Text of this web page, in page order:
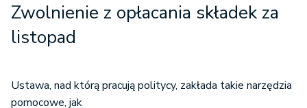
Zwolnienie z opłacania składek za
listopad
Ustawa, nad którą pracują politycy, zakłada takie narzędzia
pomocowe, jak